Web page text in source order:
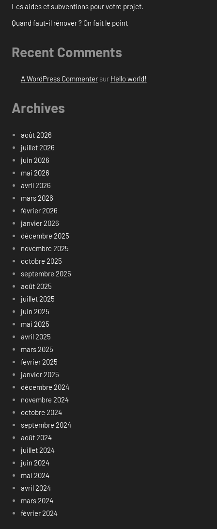
Les aides et subventions pour votre projet.
Quand faut-il rénover ? On fait le point
Recent Comments
A WordPress Commentersur Hello world!
Archives
août 2026
juillet 2026
juin 2026
mai 2026
avril 2026
mars 2026
février 2026
janvier 2026
décembre 2025
novembre 2025
octobre 2025
septembre 2025
août 2025
juillet 2025
juin 2025
mai 2025
avril 2025
mars 2025
février 2025
janvier 2025
décembre 2024
novembre 2024
octobre 2024
septembre 2024
août 2024
juillet 2024
juin 2024
mai 2024
avril 2024
mars 2024
février 2024